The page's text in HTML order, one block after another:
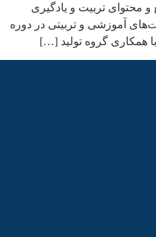
و محتوای تربیت و یادگیری
آموزشی و تربیتی در دوره
همکاری گروه تولید […]